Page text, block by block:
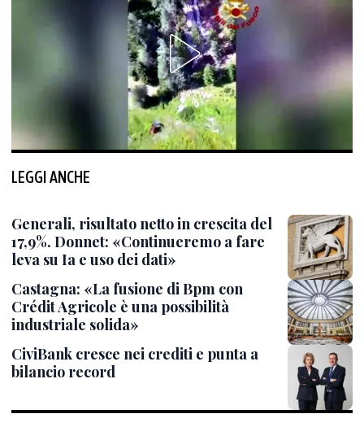
LEGGI ANCHE
Generali, risultato netto in crescita del
17,9%. Donnet: «Continueremo a fare
leva su Ia e uso dei dati»
Castagna: «La fusione di Bpm con
Crédit Agricole è una possibilità
industriale solida»
CiviBank cresce nei crediti e punta a
bilancio record